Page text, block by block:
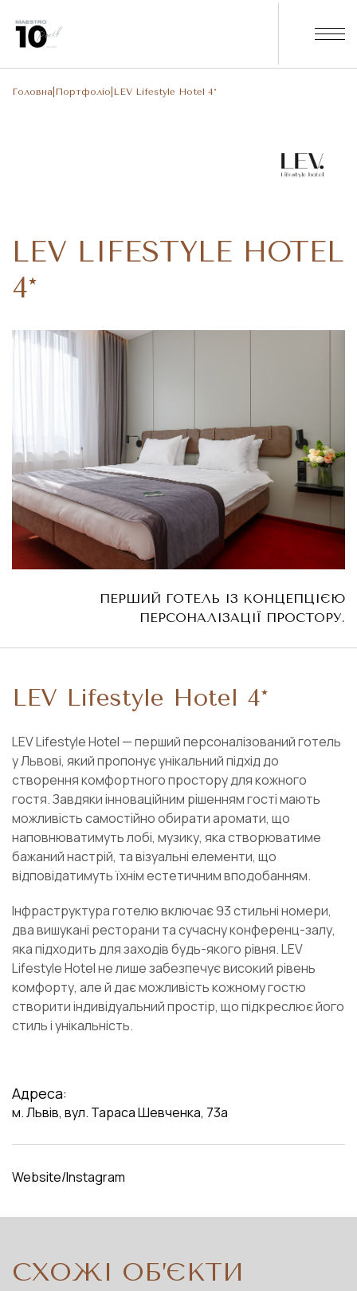
Головна Портфоліо LEV Lifestyle Hotel 4*
LEV LIFESTYLE HOTEL
4*
ПЕРШИЙ ГОТЕЛЬ ІЗ КОНЦЕПЦІЄЮ
ПЕРСОНАЛІЗАЦІЇ ПРОСТОРУ.
Адреса:
м. Львів, вул. Тараса Шевченка, 73а
Website Instagram
LEV Lifestyle Hotel 4*
LEV Lifestyle Hotel — перший персоналізований готель
у Львові, який пропонує унікальний підхід до
створення комфортного простору для кожного
гостя. Завдяки інноваційним рішенням гості мають
можливість самостійно обирати аромати, що
наповнюватимуть лобі, музику, яка створюватиме
бажаний настрій, та візуальні елементи, що
відповідатимуть їхнім естетичним вподобанням.
Інфраструктура готелю включає 93 стильні номери,
два вишукані ресторани та сучасну конференц-залу,
яка підходить для заходів будь-якого рівня. LEV
Lifestyle Hotel не лише забезпечує високий рівень
комфорту, але й дає можливість кожному гостю
створити індивідуальний простір, що підкреслює його
стиль і унікальність.
СХОЖІ ОБ’ЄКТИ